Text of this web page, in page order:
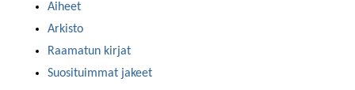
Aiheet
Arkisto
Raamatun kirjat
Suosituimmat jakeet